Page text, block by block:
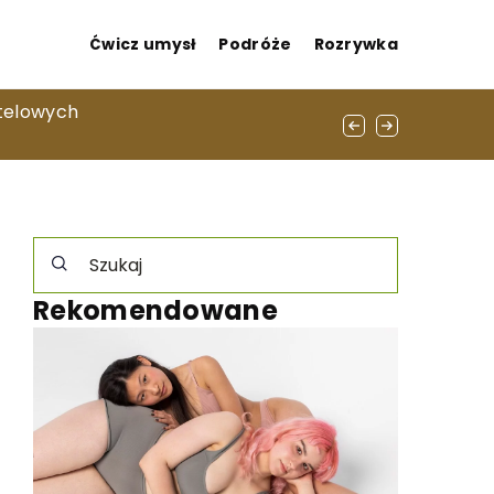
Ćwicz umysł Podróże Rozrywka
odpowiednie dla różnych technik
Rekomendowane